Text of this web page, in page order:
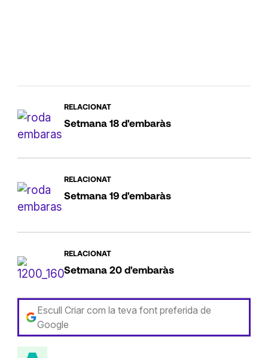
RELACIONAT
Setmana 18 d'embaràs
RELACIONAT
Setmana 19 d'embaràs
RELACIONAT
Setmana 20 d'embaràs
Escull Criar com la teva font preferida de
Google